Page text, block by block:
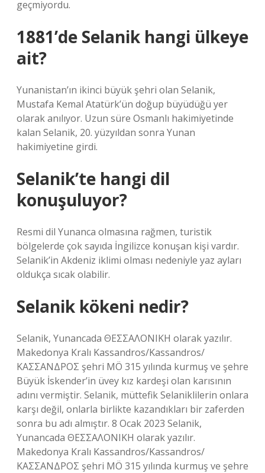
geçmiyordu.
1881’de Selanik hangi ülkeye
ait?
Yunanistan’ın ikinci büyük şehri olan Selanik,
Mustafa Kemal Atatürk’ün doğup büyüdüğü yer
olarak anılıyor. Uzun süre Osmanlı hakimiyetinde
kalan Selanik, 20. yüzyıldan sonra Yunan
hakimiyetine girdi.
Selanik’te hangi dil
konuşuluyor?
Resmi dil Yunanca olmasına rağmen, turistik
bölgelerde çok sayıda İngilizce konuşan kişi vardır.
Selanik’in Akdeniz iklimi olması nedeniyle yaz ayları
oldukça sıcak olabilir.
Selanik kökeni nedir?
Selanik, Yunancada ΘΕΣΣΑΛΟΝΙΚΗ olarak yazılır.
Makedonya Kralı Kassandros/Kassandros/
ΚΑΣΣΑΝΔΡΟΣ şehri MÖ 315 yılında kurmuş ve şehre
Büyük İskender’in üvey kız kardeşi olan karısının
adını vermiştir. Selanik, müttefik Selaniklilerin onlara
karşı değil, onlarla birlikte kazandıkları bir zaferden
sonra bu adı almıştır. 8 Ocak 2023 Selanik,
Yunancada ΘΕΣΣΑΛΟΝΙΚΗ olarak yazılır.
Makedonya Kralı Kassandros/Kassandros/
ΚΑΣΣΑΝΔΡΟΣ şehri MÖ 315 yılında kurmuş ve şehre